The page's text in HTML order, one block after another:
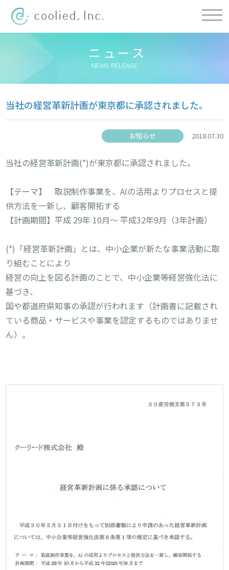
ニュース
NEWS RELEASE
当社の経営革新計画が東京都に承認されました。
お知らせ 2018.07.30
当社の経営革新計画(*)が東京都に承認されました。
【テーマ】 取説制作事業を、AIの活用よりプロセスと提
供方法を一新し、顧客開拓する
【計画期間】平成 29年 10月～ 平成32年9月（3年計画）
(*)「経営革新計画」とは、中小企業が新たな事業活動に取
り組むことにより
経営の向上を図る計画のことで、中小企業等経営強化法に
基づき、
国や都道府県知事の承認が行われます（計画書に記載され
ている商品・サービスや事業を認定するものではありませ
ん）。